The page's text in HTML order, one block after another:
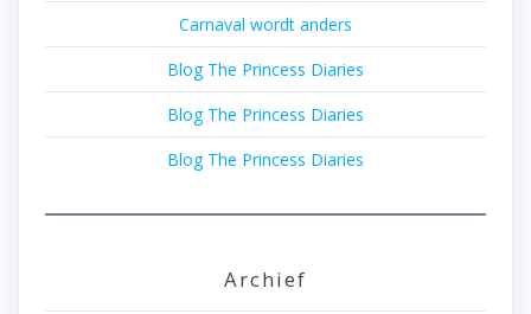
Carnaval wordt anders
Blog The Princess Diaries
Blog The Princess Diaries
Blog The Princess Diaries
Archief